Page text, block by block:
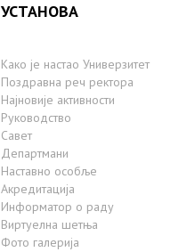
УСТАНОВА
Како је настаo Универзитет
Поздравна реч ректора
Најновије активности
Руководство
Савет
Департмани
Наставно особље
Акредитација
Информатор о раду
Виртуелна шетња
Фото галерија